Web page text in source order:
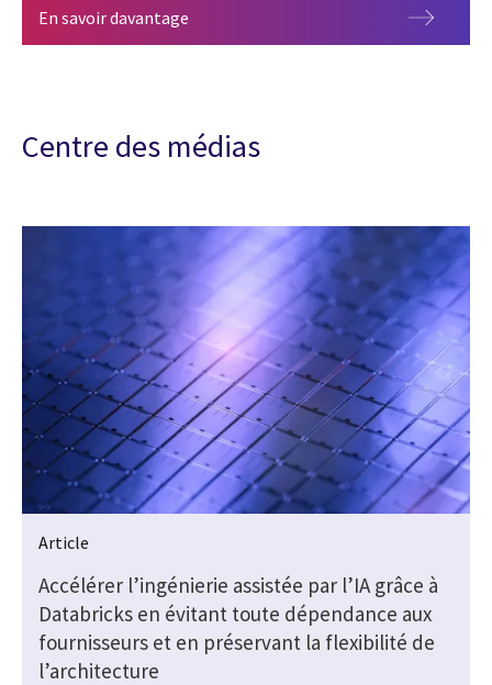
En savoir davantage
Centre des médias
Article
Accélérer l’ingénierie assistée par l’IA grâce à
Databricks en évitant toute dépendance aux
fournisseurs et en préservant la flexibilité de
l’architecture